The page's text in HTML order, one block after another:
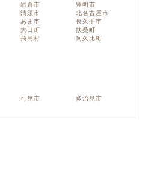
岩倉市
豊明市
清須市
北名古屋市
あま市
長久手市
大口町
扶桑町
飛島村
阿久比町
可児市
多治見市